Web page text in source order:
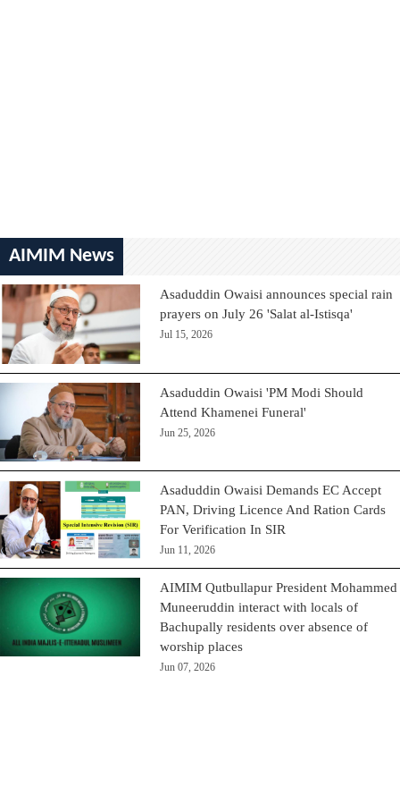
AIMIM News
Asaduddin Owaisi announces special rain
prayers on July 26 'Salat al-Istisqa'
Jul 15, 2026
Asaduddin Owaisi 'PM Modi Should
Attend Khamenei Funeral'
Jun 25, 2026
Asaduddin Owaisi Demands EC Accept
PAN, Driving Licence And Ration Cards
For Verification In SIR
Jun 11, 2026
AIMIM Qutbullapur President Mohammed
Muneeruddin interact with locals of
Bachupally residents over absence of
worship places
Jun 07, 2026